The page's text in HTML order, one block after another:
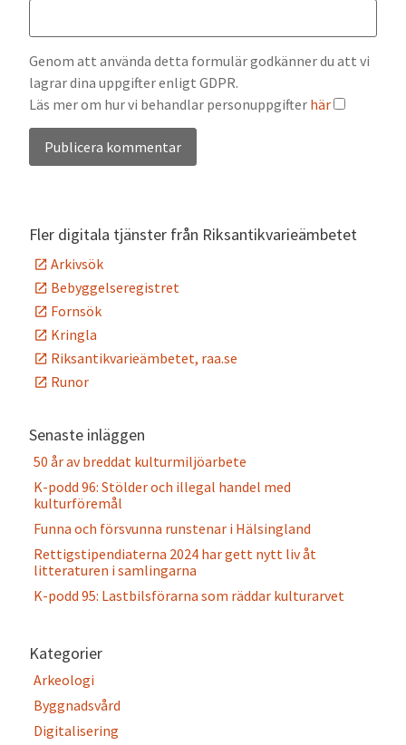
Genom att använda detta formulär godkänner du att vi
lagrar dina uppgifter enligt GDPR.
Läs mer om hur vi behandlar personuppgifter här
Fler digitala tjänster från Riksantikvarieämbetet
Arkivsök
Bebyggelseregistret
Fornsök
Kringla
Riksantikvarieämbetet, raa.se
Runor
Senaste inläggen
50 år av breddat kulturmiljöarbete
K-podd 96: Stölder och illegal handel med
kulturföremål
Funna och försvunna runstenar i Hälsingland
Rettigstipendiaterna 2024 har gett nytt liv åt
litteraturen i samlingarna
K-podd 95: Lastbilsförarna som räddar kulturarvet
Kategorier
Arkeologi
Byggnadsvård
Digitalisering